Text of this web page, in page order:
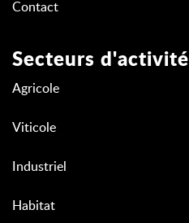
Contact
Secteurs d'activité
Agricole
Viticole
Industriel
Habitat